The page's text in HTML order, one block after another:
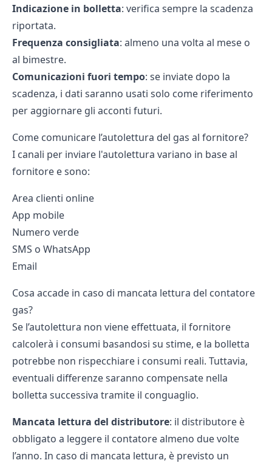
Indicazione in bolletta: verifica sempre la scadenza
riportata.
Frequenza consigliata: almeno una volta al mese o
al bimestre.
Comunicazioni fuori tempo: se inviate dopo la
scadenza, i dati saranno usati solo come riferimento
per aggiornare gli acconti futuri.
Come comunicare l’autolettura del gas al fornitore?
I canali per inviare l'autolettura variano in base al
fornitore e sono:
Area clienti online
App mobile
Numero verde
SMS o WhatsApp
Email
Cosa accade in caso di mancata lettura del contatore
gas?
Se l’autolettura non viene effettuata, il fornitore
calcolerà i consumi basandosi su stime, e la bolletta
potrebbe non rispecchiare i consumi reali. Tuttavia,
eventuali differenze saranno compensate nella
bolletta successiva tramite il conguaglio.
Mancata lettura del distributore: il distributore è
obbligato a leggere il contatore almeno due volte
l’anno. In caso di mancata lettura, è previsto un